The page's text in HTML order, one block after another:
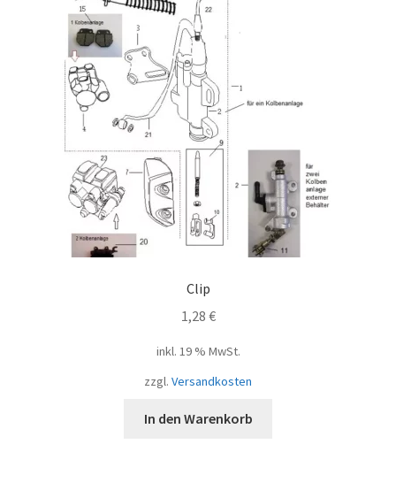
Clip
1,28 €
inkl. 19 % MwSt.
zzgl. Versandkosten
In den Warenkorb